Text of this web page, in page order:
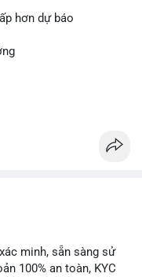
hơn dự báo
minh, sẵn sàng sử
100% an toàn, KYC